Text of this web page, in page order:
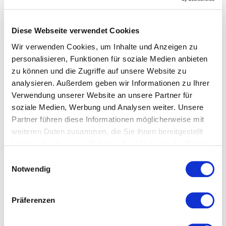
Diese Webseite verwendet Cookies
Wir verwenden Cookies, um Inhalte und Anzeigen zu
personalisieren, Funktionen für soziale Medien anbieten
zu können und die Zugriffe auf unsere Website zu
analysieren. Außerdem geben wir Informationen zu Ihrer
Verwendung unserer Website an unsere Partner für
soziale Medien, Werbung und Analysen weiter. Unsere
Partner führen diese Informationen möglicherweise mit
weiteren Daten zusammen, die Sie ihnen bereitgestellt
Notwendig
Präferenzen
zu kompensieren?"
Antwortmöglichkeit 2: "Das ist nachvollziehbar, wie
Probezeit von sechs Monaten erneut über mein
Gehalt sprechen, basierend auf meiner Leistung und
dem Beitrag zum Unternehmenserfolg?"
Wie du auf Widerstand richtig reagierst
Manchmal stößt du auf Widerstand. So gehst du damit
um:
Sei flexibel:Wenn das volle Gehalt nicht drin ist,
Halte Argumente bereit:
Bereite dich auf Einwände
Gehaltserhöhung gerechtfertigt ist.